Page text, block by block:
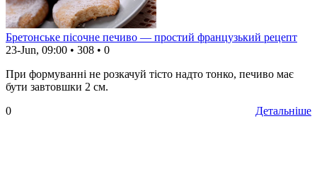
Бретонське пісочне печиво — простий французький рецепт
23-Jun, 09:00 • 308 • 0
При формуванні не розкачуй тісто надто тонко, печиво має
бути завтовшки 2 см.
Детальніше
0